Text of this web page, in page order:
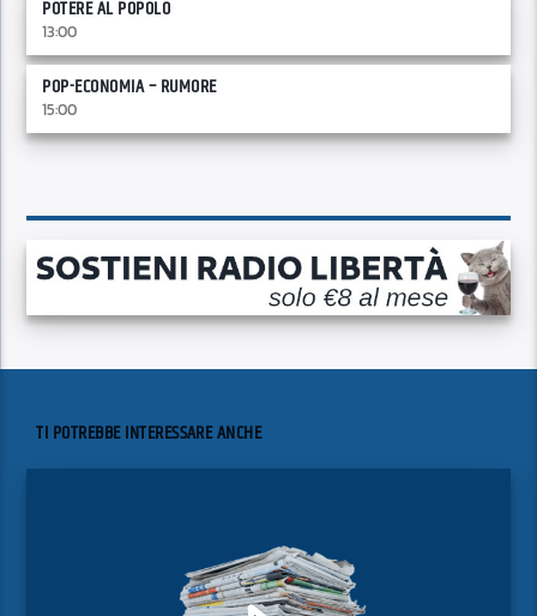
POTERE AL POPOLO
13:00
POP-ECONOMIA – RUMORE
15:00
TI POTREBBE INTERESSARE ANCHE